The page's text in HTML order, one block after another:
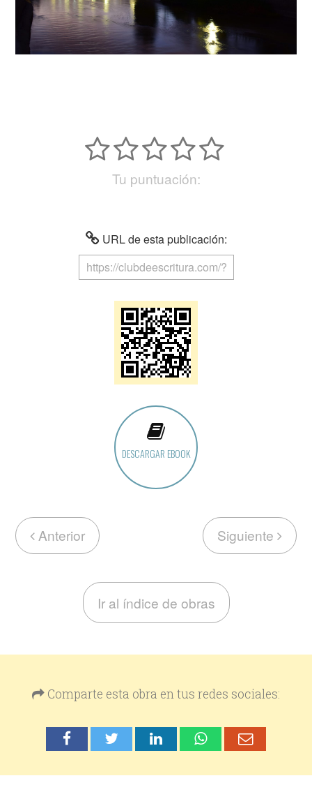
Tu puntuación:
URL de esta publicación:
DESCARGAR EBOOK
Anterior Siguiente
Ir al índice de obras
Comparte esta obra en tus redes sociales: